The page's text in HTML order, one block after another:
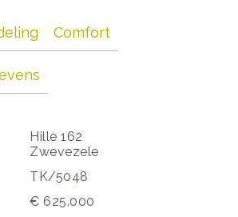
Comfort
Hille 162
Zwevezele
TK/5048
€ 625.000